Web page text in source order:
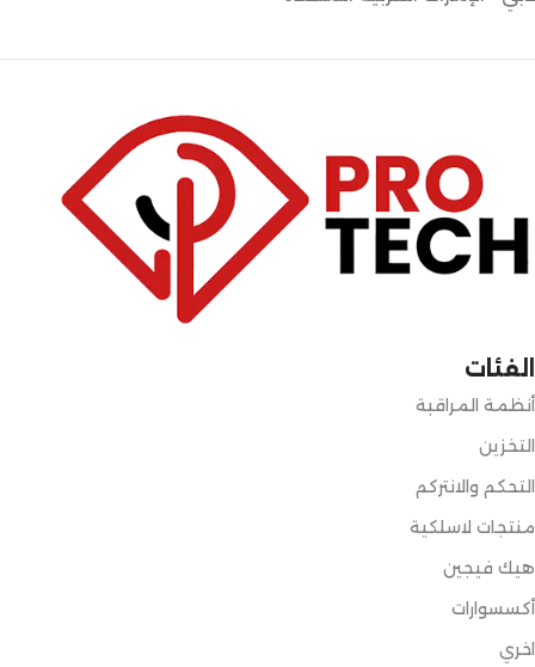
الفئات
أنظمة المراقبة
التخزين
التحكم والانتركم
منتجات لاسلكية
هيك فيجين
أكسسوارات
اخري